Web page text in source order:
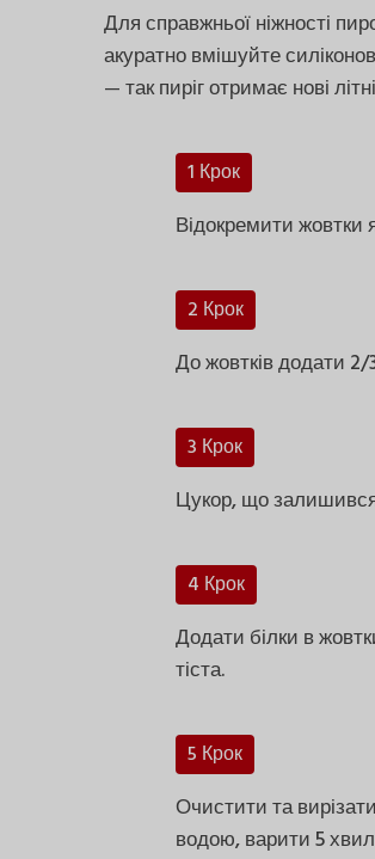
Для справжньої ніжності
акуратно вмішуйте
— так пиріг отримає нові
1 Крок
Відокремити жовтки
2 Крок
До жовтків додати 2/
3 Крок
Цукор, що
4 Крок
Додати білки в
тіста.
5 Крок
Очистити та
водою, варити 5